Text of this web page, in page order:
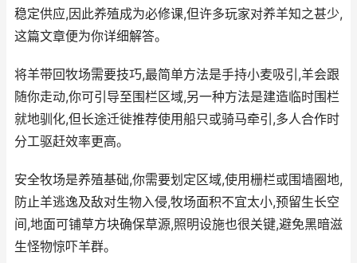
稳定供应,因此养殖成为必修课,但许多玩家对养羊知之甚少,
这篇文章便为你详细解答。
将羊带回牧场需要技巧,最简单方法是手持小麦吸引,羊会跟
随你走动,你可引导至围栏区域,另一种方法是建造临时围栏
就地驯化,但长途迁徙推荐使用船只或骑马牵引,多人合作时
分工驱赶效率更高。
安全牧场是养殖基础,你需要划定区域,使用栅栏或围墙圈地,
防止羊逃逸及敌对生物入侵,牧场面积不宜太小,预留生长空
间,地面可铺草方块确保草源,照明设施也很关键,避免黑暗滋
生怪物惊吓羊群。